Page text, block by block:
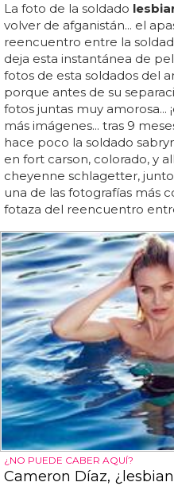
La foto de la soldado
volver de afganistán... el
reencuentro entre la
deja esta instantánea de
fotos de esta soldados del
porque antes de su
fotos juntas muy amorosa...
más imágenes... tras 9
hace poco la soldado
en fort carson, colorado, y
cheyenne schlagetter,
una de las fotografías más
fotaza del reencuentro
¿NO PUEDE CABER AQUÍ?
Cameron Díaz,